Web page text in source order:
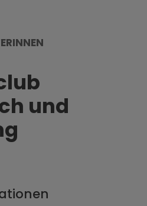
und